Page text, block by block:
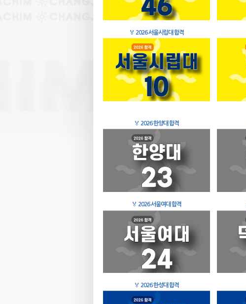
🏅 2026 서울시립대 합격
🏅 2026 한양대 합격
🏅 2026 서울여대 합격
🏅 2026 한성대 합격